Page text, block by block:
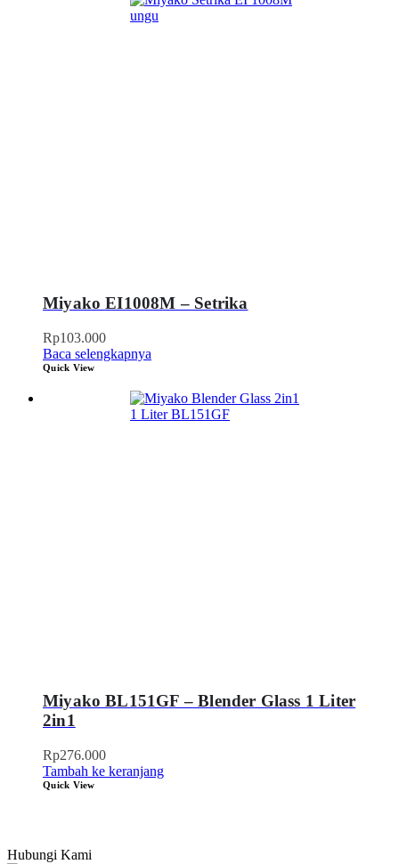
Miyako EI1008M – Setrika
Rp103.000
Baca selengkapnya
Quick View
Miyako BL151GF – Blender Glass 1 Liter
2in1
Rp276.000
Tambah ke keranjang
Quick View
Hubungi Kami